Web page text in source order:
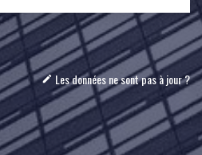
mode_edit Les données ne sont pas à jour ?